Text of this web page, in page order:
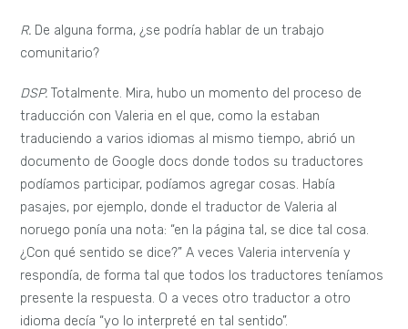
R. De alguna forma, ¿se podría hablar de un trabajo
comunitario?
DSP. Totalmente. Mira, hubo un momento del proceso de
traducción con Valeria en el que, como la estaban
traduciendo a varios idiomas al mismo tiempo, abrió un
documento de Google docs donde todos su traductores
podíamos participar, podíamos agregar cosas. Había
pasajes, por ejemplo, donde el traductor de Valeria al
noruego ponía una nota: “en la página tal, se dice tal cosa.
¿Con qué sentido se dice?” A veces Valeria intervenía y
respondía, de forma tal que todos los traductores teníamos
presente la respuesta. O a veces otro traductor a otro
idioma decía “yo lo interpreté en tal sentido”.